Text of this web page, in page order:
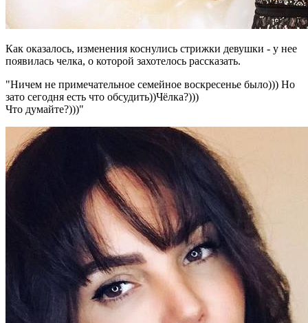
Как оказалось, изменения коснулись стрижки девушки - у нее
появилась челка, о которой захотелось рассказать.
"Ничем не примечательное семейное воскресенье было))) Но
зато сегодня есть что обсудить))Чёлка?)))
Что думайте?)))"